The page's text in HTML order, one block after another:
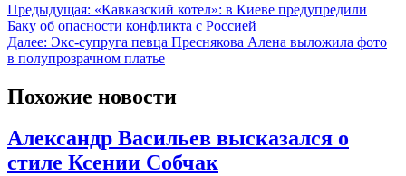
Предыдущая: «Кавказский котел»: в Киеве предупредили
Баку об опасности конфликта с Россией
Далее: Экс-супруга певца Преснякова Алена выложила фото
в полупрозрачном платье
Похожие новости
Александр Васильев высказался о
стиле Ксении Собчак